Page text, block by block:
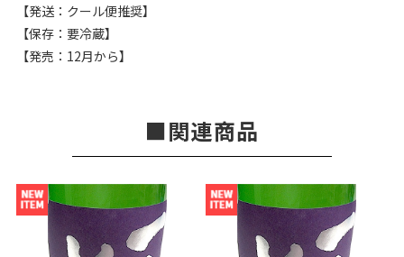
【発送：クール便推奨】
【保存：要冷蔵】
【発売：12月から】
関連商品